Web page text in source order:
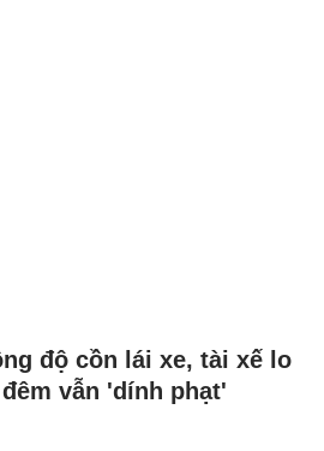
độ cồn lái xe, tài xế lo
vẫn 'dính phạt'